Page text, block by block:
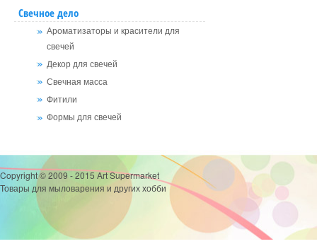
Свечное дело
Ароматизаторы и красители для
свечей
Декор для свечей
Свечная масса
Фитили
Формы для свечей
Copyright © 2009 - 2015 Art Supermarket
Товары для мыловарения и других хобби